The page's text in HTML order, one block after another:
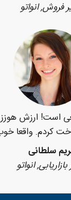
فروش, انواتو
است! ارزش هوزز
کردم. واقعا
سلطانی
انواتو